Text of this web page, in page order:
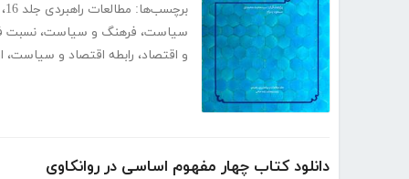
برچسب‌ها: مطالعات راهبردی جلد 16 ،
سیاست، فرهنگ و سیاست، نسبت
و اقتصاد، رابطه اقتصاد و سیاست،
دانلود کتاب چهار مفهوم اساسی در روانكاوی